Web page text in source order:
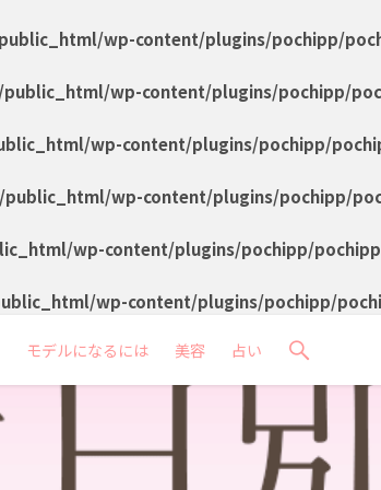
wp-content/plugins/pochipp/
public_html/wp-content/plugins/pochipp/
wp-content/plugins/pochipp/
public_html/wp-content/plugins/pochipp/
wp-content/plugins/pochipp/
wp-content/plugins/pochipp/
モデルになるには 美容 占い